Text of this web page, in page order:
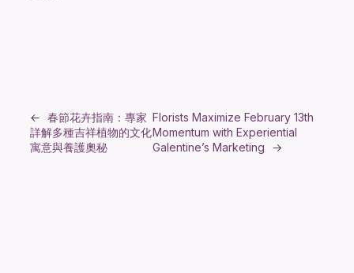
← 春節花卉指南：專家
詳解多種吉祥植物的文化
寓意與養護奧秘
Florists Maximize February 13th
Momentum with Experiential
Galentine’s Marketing
→